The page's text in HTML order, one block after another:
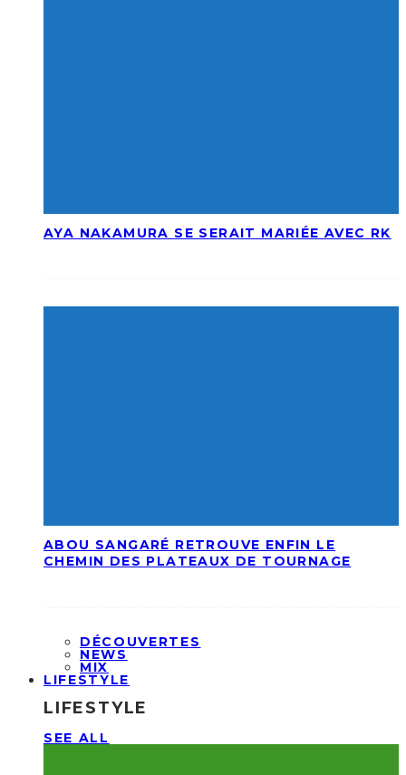
AYA NAKAMURA SE SERAIT MARIÉE AVEC RK
ABOU SANGARÉ RETROUVE ENFIN LE
CHEMIN DES PLATEAUX DE TOURNAGE
DÉCOUVERTES
NEWS
MIX
LIFESTYLE
LIFESTYLE
SEE ALL